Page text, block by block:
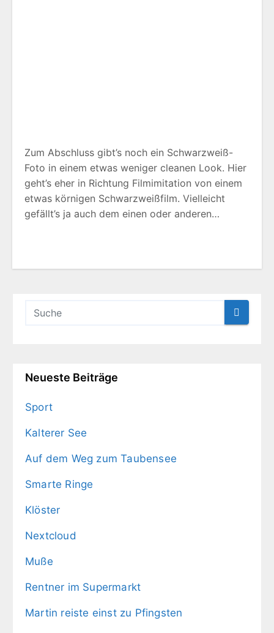
Zum Abschluss gibt’s noch ein Schwarzweiß-
Foto in einem etwas weniger cleanen Look. Hier
geht’s eher in Richtung Filmimitation von einem
etwas körnigen Schwarzweißfilm. Vielleicht
gefällt’s ja auch dem einen oder anderen…
Neueste Beiträge
Sport
Kalterer See
Auf dem Weg zum Taubensee
Smarte Ringe
Klöster
Nextcloud
Muße
Rentner im Supermarkt
Martin reiste einst zu Pfingsten